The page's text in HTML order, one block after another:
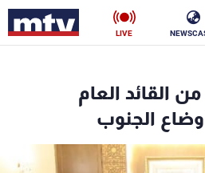
LIVE
القائد العام
الجنوب
ناس